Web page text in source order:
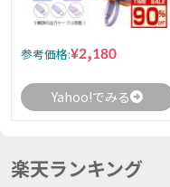
参考価格:¥2,180
Yahoo!でみる
楽天ランキング